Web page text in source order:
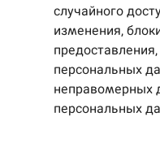
случайного
изменения,
персональных
неправомерных
персональных